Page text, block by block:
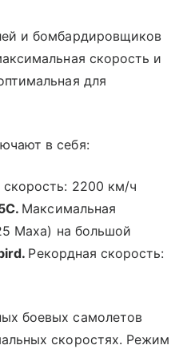
и бомбардировщиков
скорость и
для
в себя:
2200 км/ч
Максимальная
Маха) на большой
Рекордная скорость:
боевых самолетов
скоростях. Режим